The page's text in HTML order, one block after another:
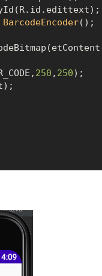
BarcodeEncoder();
250 , 250);